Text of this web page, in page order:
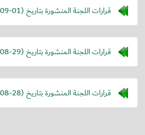
قرارات اللجنة المنشورة بتاريخ (01
قرارات اللجنة المنشورة بتاريخ (29
قرارات اللجنة المنشورة بتاريخ (28